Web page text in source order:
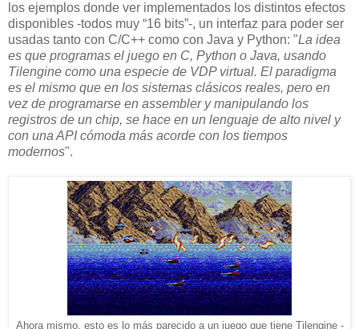
los ejemplos donde ver implementados los distintos efectos
disponibles -todos muy “16 bits”-, un interfaz para poder ser
usadas tanto con C/C++ como con Java y Python: "La idea
es que programas el juego en C, Python o Java, usando
Tilengine como una especie de VDP virtual. El paradigma
es el mismo que en los sistemas clásicos reales, pero en
vez de programarse en assembler y manipulando los
registros de un chip, se hace en un lenguaje de alto nivel y
con una API cómoda más acorde con los tiempos
modernos".
Ahora mismo, esto es lo más parecido a un juego que tiene Tilengine -